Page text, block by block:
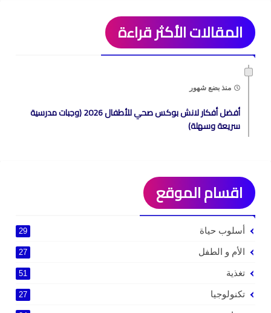
المقالات الأكثر قراءة
منذ بضع شهور
أفضل أفكار لانش بوكس صحي للأطفال 2026 (وجبات مدرسية
سريعة وسهلة)
اقسام الموقع
أسلوب حياة 29
الأم و الطفل 27
تغذية 51
تكنولوجيا 27